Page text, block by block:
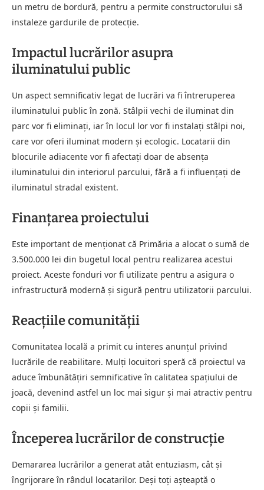
un metru de bordură, pentru a permite constructorului să
instaleze gardurile de protecție.
Impactul lucrărilor asupra
iluminatului public
Un aspect semnificativ legat de lucrări va fi întreruperea
iluminatului public în zonă. Stâlpii vechi de iluminat din
parc vor fi eliminați, iar în locul lor vor fi instalați stâlpi noi,
care vor oferi iluminat modern și ecologic. Locatarii din
blocurile adiacente vor fi afectați doar de absența
iluminatului din interiorul parcului, fără a fi influențați de
iluminatul stradal existent.
Finanțarea proiectului
Este important de menționat că Primăria a alocat o sumă de
3.500.000 lei din bugetul local pentru realizarea acestui
proiect. Aceste fonduri vor fi utilizate pentru a asigura o
infrastructură modernă și sigură pentru utilizatorii parcului.
Reacțiile comunității
Comunitatea locală a primit cu interes anunțul privind
lucrările de reabilitare. Mulți locuitori speră că proiectul va
aduce îmbunătățiri semnificative în calitatea spațiului de
joacă, devenind astfel un loc mai sigur și mai atractiv pentru
copii și familii.
Începerea lucrărilor de construcție
Demararea lucrărilor a generat atât entuziasm, cât și
îngrijorare în rândul locatarilor. Deși toți așteaptă o